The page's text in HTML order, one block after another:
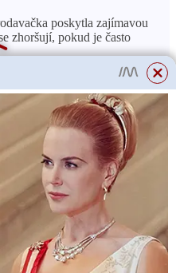
poskytla zajímavou
zhoršují, pokud je často
ani při krmení. Abych byl
můžete krmit ryby ve 240
člověka, který by to dělal.
je nejjednodušší
jestli se tyto kompresory dají